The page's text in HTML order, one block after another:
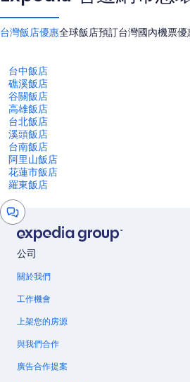
台灣飯店優惠全球飯店預訂台灣國內機票優
台中飯店
礁溪飯店
谷關飯店
高雄飯店
台北飯店
溪頭飯店
台南飯店
阿里山飯店
花蓮市飯店
羅東飯店
對
話
公司
關於我們
工作機會
上架您的房源
與我們合作
廣告合作提案